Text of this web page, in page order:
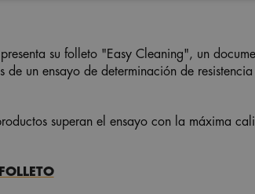
su folleto "Easy Cleaning", un
de un ensayo de determinación de
superan el ensayo con la máxima